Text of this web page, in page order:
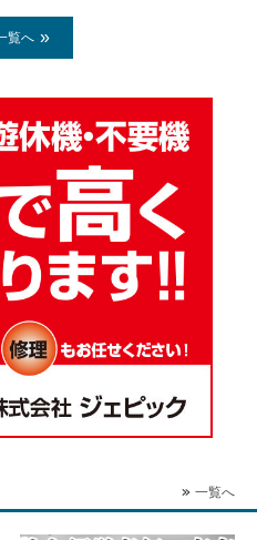
覧へ
一覧へ